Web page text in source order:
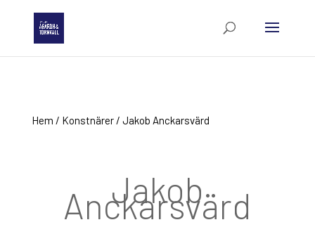
Hem / Konstnärer/ Jakob Anckarsvärd
Jakob
Anckarsvärd